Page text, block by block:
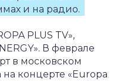
и на радио.
PLUS TV»,
В феврале
в московском
концерте «Europa